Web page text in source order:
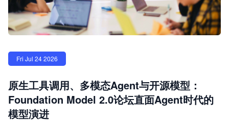
Fri Jul 24 2026
原生工具调用、多模态Agent与开源模型：
Foundation Model 2.0论坛直面Agent时代的
模型演进